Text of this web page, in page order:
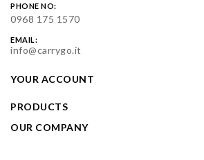
PHONE NO:
0968 175 1570
EMAIL:
info@carrygo.it
YOUR ACCOUNT
PRODUCTS
OUR COMPANY